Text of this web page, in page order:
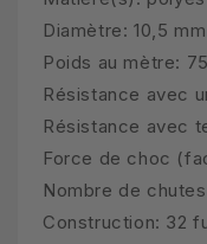
Diamètre: 10,5 mm
Poids au mètre:
Résistance avec
Résistance avec
Force de choc
Nombre de
Construction: 32